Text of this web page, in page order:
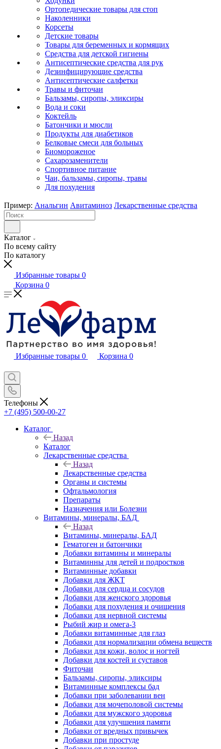
Ортопедические товары для стоп
Наколенники
Корсеты
Детские товары
Товары для беременных и кормящих
Средства для детской гигиены
Антисептические средства для рук
Дезинфицирующие средства
Антисептические салфетки
Травы и фиточаи
Бальзамы, сиропы, эликсиры
Вода и соки
Коктейль
Батончики и мюсли
Продукты для диабетиков
Белковые смеси для больных
Биомороженое
Сахарозаменители
Спортивное питание
Чаи, бальзамы, сиропы, травы
Для похудения
Пример: Анальгин Авитаминоз Лекарственные средства
Каталог
По всему сайту
По каталогу
Избранные товары 0
Корзина 0
Избранные товары 0 Корзина 0
Телефоны
+7 (495) 500-00-27
Каталог
Назад
Каталог
Лекарственные средства
Назад
Лекарственные средства
Органы и системы
Офтальмология
Препараты
Назначения или Болезни
Витамины, минералы, БАД
Назад
Витамины, минералы, БАД
Гематоген и батончики
Добавки витамины и минералы
Витаминны для детей и подростков
Витаминные добавки
Добавки для ЖКТ
Добавки для сердца и сосудов
Добавки для женского здоровья
Добавки для похудения и очищения
Добавки для нервной системы
Рыбий жир и омега-3
Добавки витаминные для глаз
Добавки для нормализации обмена веществ
Добавки для кожи, волос и ногтей
Добавки для костей и суставов
Фиточаи
Бальзамы, сиропы, эликсиры
Витаминные комплексы бад
Добавки при заболевании вен
Добавки для мочеполовой системы
Добавки для мужского здоровья
Добавки для улучшения памяти
Добавки от вредных привычек
Добавки при простуде